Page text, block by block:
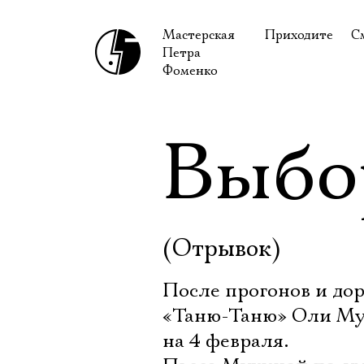
Мастерская
Петра
Фоменко
Приходите
Доступ для
Правила
(Отрывок)
После прогонов и
«Таню-Таню» Оли
на 4 февраля.